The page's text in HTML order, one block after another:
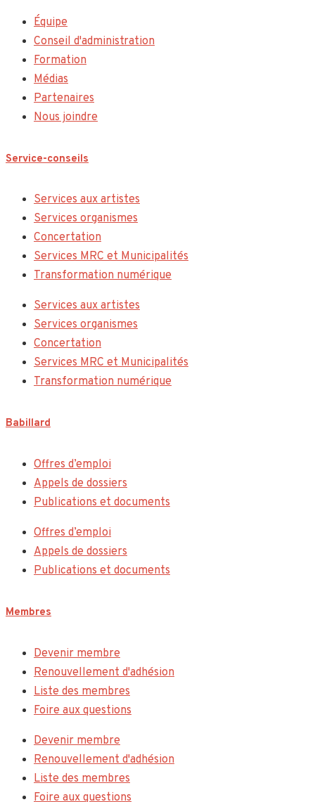
Équipe
Conseil d'administration
Formation
Médias
Partenaires
Nous joindre
Service-conseils
Services aux artistes
Services organismes
Concertation
Services MRC et Municipalités
Transformation numérique
Services aux artistes
Services organismes
Concertation
Services MRC et Municipalités
Transformation numérique
Babillard
Offres d’emploi
Appels de dossiers
Publications et documents
Offres d’emploi
Appels de dossiers
Publications et documents
Membres
Devenir membre
Renouvellement d'adhésion
Liste des membres
Foire aux questions
Devenir membre
Renouvellement d'adhésion
Liste des membres
Foire aux questions